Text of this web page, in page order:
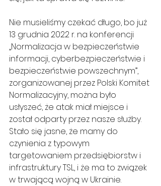
Nie musieliśmy czekać długo, bo już
13 grudnia 2022 r. na konferencji
„Normalizacja w bezpieczeństwie
informacji, cyberbezpieczeństwie i
bezpieczeństwie powszechnym”,
zorganizowanej przez Polski Komitet
Normalizacyjny, można było
usłyszeć, że atak miał miejsce i
został odparty przez nasze służby.
Stało się jasne, że mamy do
czynienia z typowym
targetowaniem przedsiębiorstw i
infrastruktury TSL, i że ma to związek
w trwającą wojną w Ukrainie.